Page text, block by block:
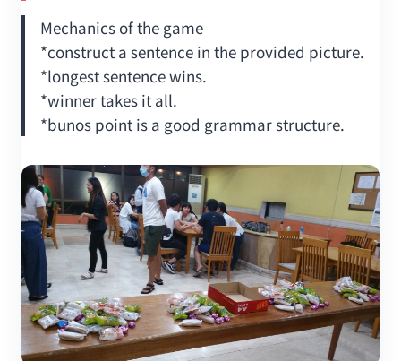
Mechanics of the game
*construct a sentence in the provided picture.
*longest sentence wins.
*winner takes it all.
*bunos point is a good grammar structure.